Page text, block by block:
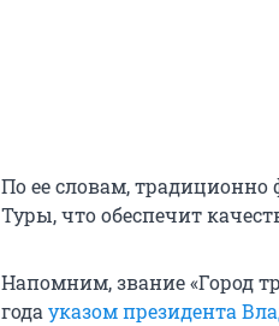
По ее словам,
Туры, что обеспечит
Напомним, звание «Город
года указом президента